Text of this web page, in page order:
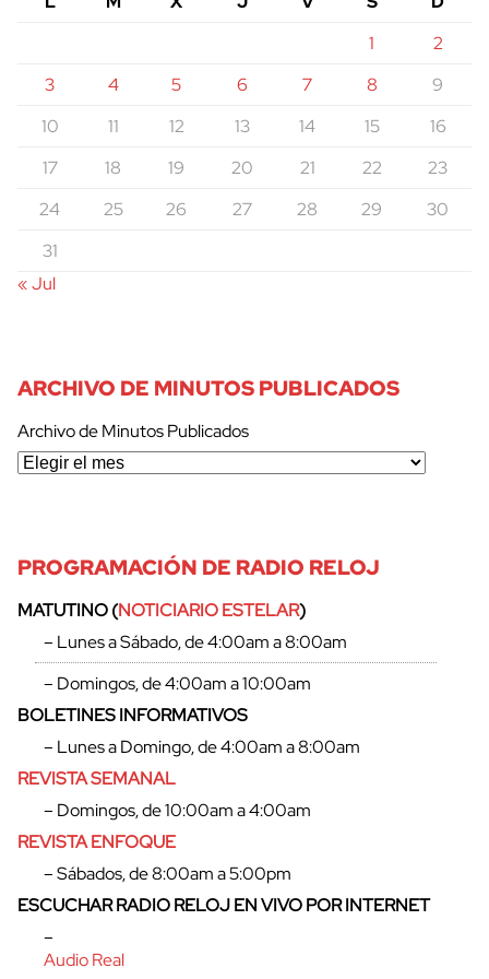
cerrar
1
2
3
4 5 6 7 8
9
10
11 12 13 14 15
16
17
18 19 20 21 22
23
24
25 26 27 28 29
30
31
« Jul
ARCHIVO DE MINUTOS PUBLICADOS
Archivo de Minutos Publicados
PROGRAMACIÓN DE RADIO RELOJ
MATUTINO (NOTICIARIO ESTELAR)
– Lunes a Sábado, de 4:00am a 8:00am
– Domingos, de 4:00am a 10:00am
BOLETINES INFORMATIVOS
– Lunes a Domingo, de 4:00am a 8:00am
REVISTA SEMANAL
– Domingos, de 10:00am a 4:00am
REVISTA ENFOQUE
– Sábados, de 8:00am a 5:00pm
ESCUCHAR RADIO RELOJ EN VIVO POR INTERNET
–
Audio Real